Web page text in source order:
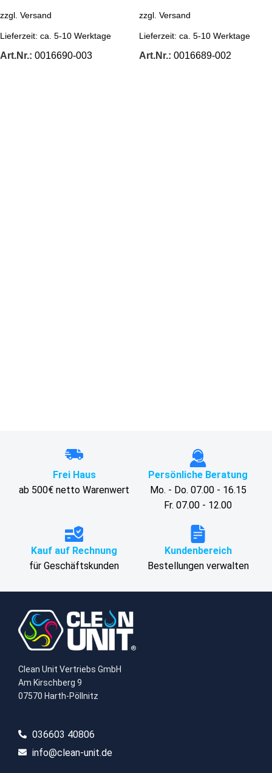
zzgl. Versand
Lieferzeit: ca. 5-10 Werktage
Art.Nr.: 0016690-003
zzgl. Versand
Lieferzeit: ca. 5-10 Werktage
Art.Nr.: 0016689-002
Frei Haus
ab 500€ netto Warenwert
Persönliche Beratung
Mo. - Do. 07.00 - 16.15
Fr. 07.00 - 12.00
Kauf auf Rechnung
für Geschäftskunden
Kundenbereich
Bestellungen verwalten
Clean Unit Vertriebs GmbH
Am Kirschberg 9
07570 Harth-Pöllnitz
036603 40806​
info@clean-unit.de